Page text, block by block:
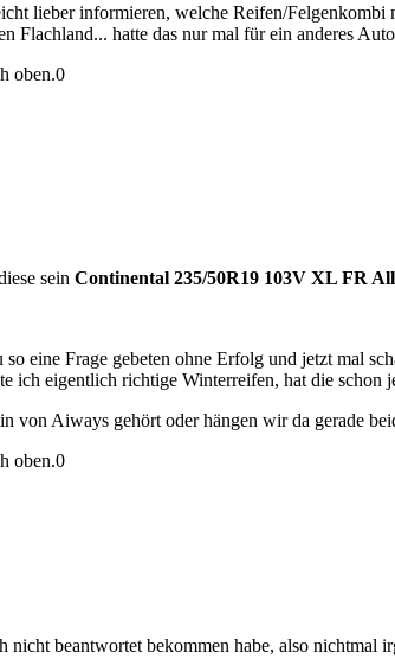
lieber informieren, welche Reifen/Felgenkombi
Flachland... hatte das nur mal für ein anderes
oben.0
sein Continental 235/50R19 103V XL FR
eine Frage gebeten ohne Erfolg und jetzt mal
eigentlich richtige Winterreifen, hat die schon
von Aiways gehört oder hängen wir da gerade
oben.0
beantwortet bekommen habe, also